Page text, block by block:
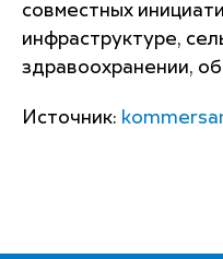
совместных
инфраструктуре,
здравоохранении,
Источник: